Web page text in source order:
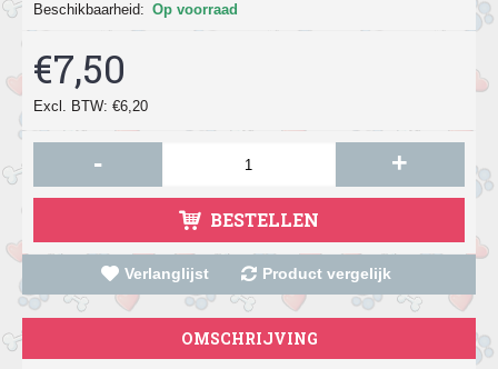
Beschikbaarheid: Op voorraad
€7,50
Excl. BTW: €6,20
- +
BESTELLEN
Verlanglijst Product vergelijk
OMSCHRIJVING